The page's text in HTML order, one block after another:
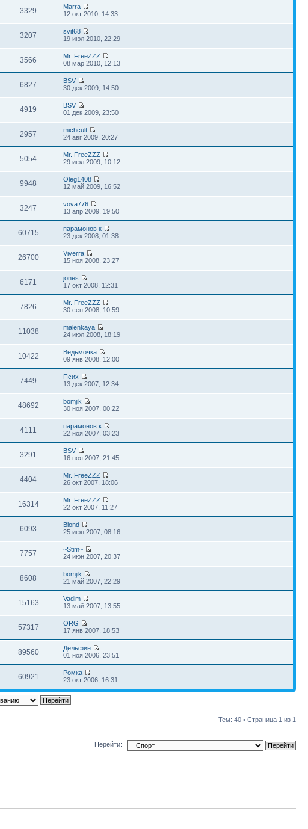
3329
Marra
12 окт 2010, 14:33
3207
svit68
19 июл 2010, 22:29
3566
Mr. FreeZZZ
08 мар 2010, 12:13
6827
BSV
30 дек 2009, 14:50
4919
BSV
01 дек 2009, 23:50
2957
michcult
24 авг 2009, 20:27
5054
Mr. FreeZZZ
29 июл 2009, 10:12
9948
Oleg1408
12 май 2009, 16:52
3247
vova776
13 апр 2009, 19:50
60715
парамонов к
23 дек 2008, 01:38
26700
Viverra
15 ноя 2008, 23:27
6171
jones
17 окт 2008, 12:31
7826
Mr. FreeZZZ
30 сен 2008, 10:59
11038
malenkaya
24 июл 2008, 18:19
10422
Ведьмочка
09 янв 2008, 12:00
7449
Псих
13 дек 2007, 12:34
48692
bomjik
30 ноя 2007, 00:22
4111
парамонов к
22 ноя 2007, 03:23
3291
BSV
16 ноя 2007, 21:45
4404
Mr. FreeZZZ
26 окт 2007, 18:06
16314
Mr. FreeZZZ
22 окт 2007, 11:27
6093
Blond
25 июн 2007, 08:16
7757
~Stim~
24 июн 2007, 20:37
8608
bomjik
21 май 2007, 22:29
15163
Vadim
13 май 2007, 13:55
57317
ORG
17 янв 2007, 18:53
89560
Дельфин
01 ноя 2006, 23:51
60921
Ромка
23 окт 2006, 16:31
Тем: 40 • Страница 1 из 1
Перейти: